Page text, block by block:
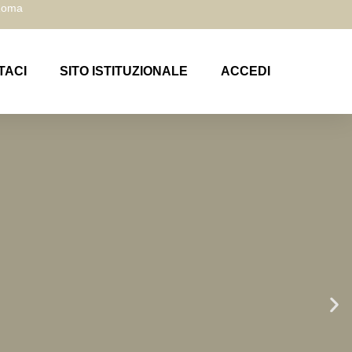
SITO ISTITUZIONALE ACCEDI